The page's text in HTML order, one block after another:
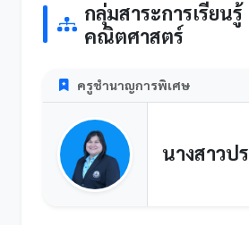
กลุ่มสาระการเรียนรู้
คณิตศาสตร์
ครูชำนาญการพิเศษ
นางสาวป